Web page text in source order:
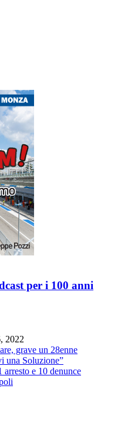
per i 100 anni
2022
grave un 28enne
una Soluzione”
e 10 denunce